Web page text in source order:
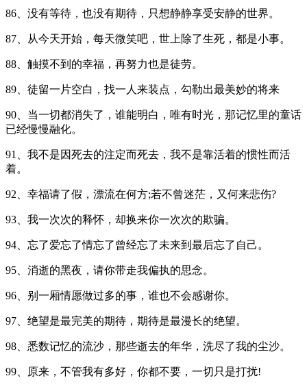
86、没有等待，也没有期待，只想静静享受安静的世界。
87、从今天开始，每天微笑吧，世上除了生死，都是小事。
88、触摸不到的幸福，再努力也是徒劳。
89、徒留一片空白，找一人来装点，勾勒出最美妙的将来
90、当一切都消失了，谁能明白，唯有时光，那记忆里的童话
已经慢慢融化。
91、我不是因死去的注定而死去，我不是靠活着的惯性而活
着。
92、幸福请了假，漂流在何方;若不曾迷茫，又何来悲伤?
93、我一次次的释怀，却换来你一次次的欺骗。
94、忘了爱忘了情忘了曾经忘了未来到最后忘了自己。
95、消逝的黑夜，请你带走我偏执的思念。
96、别一厢情愿做过多的事，谁也不会感谢你。
97、绝望是最完美的期待，期待是最漫长的绝望。
98、悉数记忆的流沙，那些逝去的年华，洗尽了我的尘沙。
99、原来，不管我有多好，你都不要，一切只是打扰!